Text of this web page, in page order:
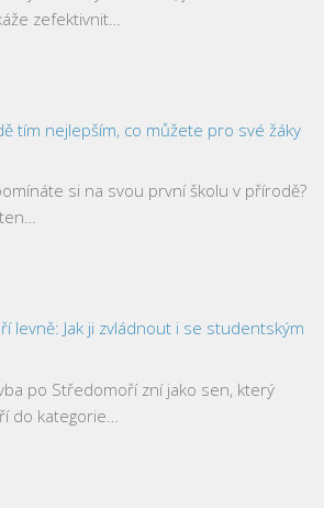
zefektivnit…
tím nejlepším, co můžete pro své žáky
si na svou první školu v přírodě?
levně: Jak ji zvládnout i se studentským
po Středomoří zní jako sen, který
do kategorie…